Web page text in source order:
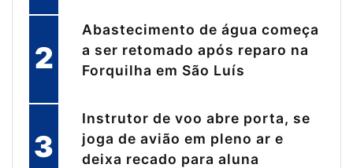
2
Abastecimento de água começa
a ser retomado após reparo na
Forquilha em São Luís
3
Instrutor de voo abre porta, se
joga de avião em pleno ar e
deixa recado para aluna